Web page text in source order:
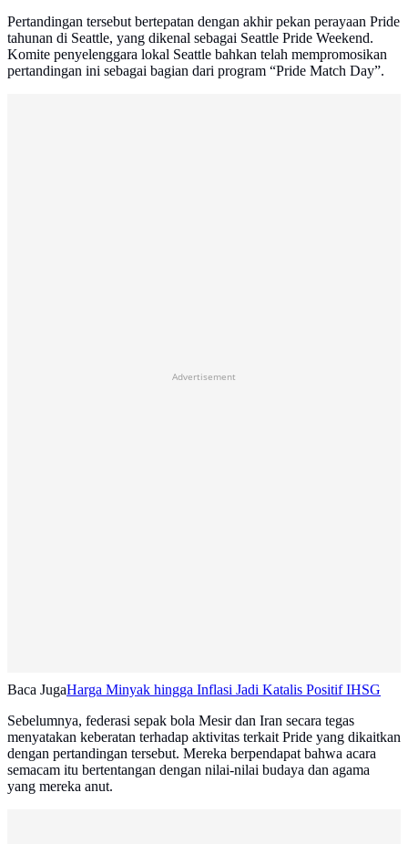
Pertandingan tersebut bertepatan dengan akhir pekan perayaan Pride
tahunan di Seattle, yang dikenal sebagai Seattle Pride Weekend.
Komite penyelenggara lokal Seattle bahkan telah mempromosikan
pertandingan ini sebagai bagian dari program “Pride Match Day”.
Advertisement
Baca JugaHarga Minyak hingga Inflasi Jadi Katalis Positif IHSG
Sebelumnya, federasi sepak bola Mesir dan Iran secara tegas
menyatakan keberatan terhadap aktivitas terkait Pride yang dikaitkan
dengan pertandingan tersebut. Mereka berpendapat bahwa acara
semacam itu bertentangan dengan nilai-nilai budaya dan agama
yang mereka anut.